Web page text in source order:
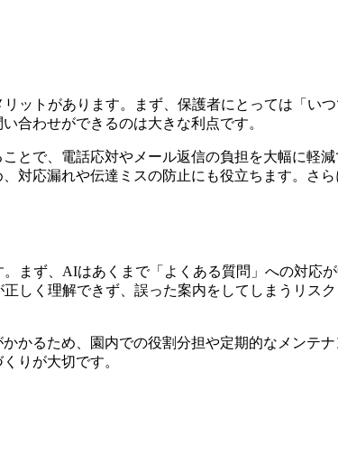
ットがあります。まず、保護者にとっては「い
合わせができるのは大きな利点です。
とで、電話応対やメール返信の負担を大幅に軽
対応漏れや伝達ミスの防止にも役立ちます。
さ
まず、AIはあくまで「よくある質問」への対応
しく理解できず、誤った案内をしてしまうリス
かるため、園内での役割分担や定期的なメンテ
りが大切です。